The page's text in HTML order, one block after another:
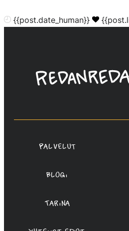
{{post.date_human}}
Linda
Saukko-
Oy
Palvelut
Blogi
Tarina